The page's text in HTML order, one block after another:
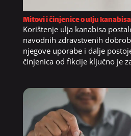
Mitovi i činjenice o ulju kanabisa
Korištenje ulja kanabisa
navodnih zdravstvenih
njegove uporabe i dalje
činjenica od fikcije ključno je